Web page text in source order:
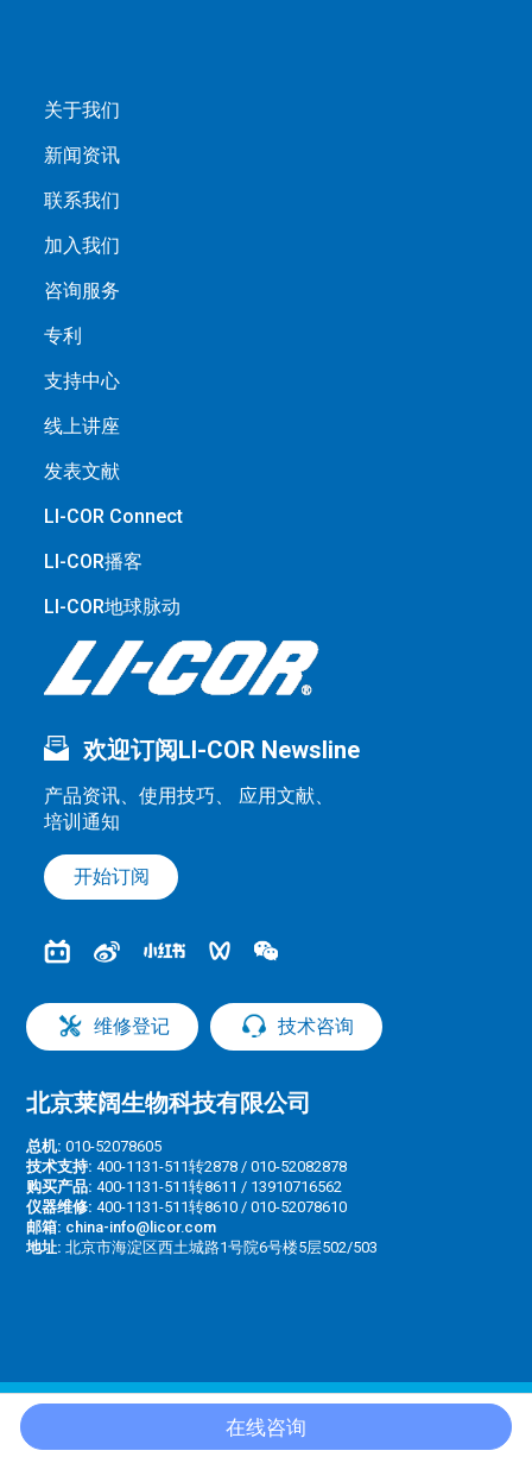
欢迎订阅LI-COR Newsline
产品资讯、使用技巧、 应用文献、
培训通知
开始订阅
关于我们
新闻资讯
联系我们
加入我们
咨询服务
专利
支持中心
线上讲座
发表文献
LI-COR Connect
LI-COR播客
LI-COR地球脉动
维修登记 技术咨询
北京莱阔生物科技有限公司
总机: 010-52078605
技术支持: 400-1131-511转2878 / 010-52082878
购买产品: 400-1131-511转8611 / 13910716562
仪器维修: 400-1131-511转8610 / 010-52078610
邮箱: china-info@licor.com
地址: 北京市海淀区西土城路1号院6号楼5层502/503
2026© 2023; LI-COR, Inc.
11010802043313号
Terms of Use|Privacy Policy
在线咨询